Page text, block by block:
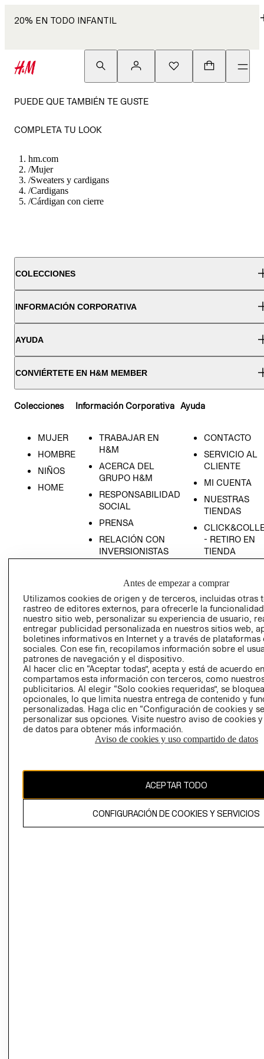
20% EN TODO INFANTIL
PUEDE QUE TAMBIÉN TE GUSTE
COMPLETA TU LOOK
hm.com
/Mujer
/Sweaters y cardigans
/Cardigans
/Cárdigan con cierre
COLECCIONES
INFORMACIÓN CORPORATIVA
AYUDA
CONVIÉRTETE EN H&M MEMBER
Colecciones
MUJER
HOMBRE
NIÑOS
HOME
Información Corporativa
TRABAJAR EN
H&M
ACERCA DEL
GRUPO H&M
RESPONSABILIDAD
SOCIAL
PRENSA
RELACIÓN CON
INVERSIONISTAS
EMPRESARIAL
Ayuda
CONTACTO
SERVICIO AL
CLIENTE
MI CUENTA
NUESTRAS
TIENDAS
- RETIRO EN
TIENDA
CONDICIONES
AVISO DE
PRIVACIDAD
GIFT CARD
AVISO DE
COOKIES
Chile ($)
El contenido de esta página web está protegido por copyright y es
propiedad de H&M Hennes & Mauritz AB.
Antes de empezar a comprar
Utilizamos cookies de origen y de terceros, incluidas otras
rastreo de editores externos, para ofrecerle la
nuestro sitio web, personalizar su experiencia de usuario,
entregar publicidad personalizada en nuestros sitios web,
boletines informativos en Internet y a través de plataformas
sociales. Con ese fin, recopilamos información sobre el
patrones de navegación y el dispositivo.
Al hacer clic en “Aceptar todas”, acepta y está de acuerdo
compartamos esta información con terceros, como
publicitarios. Al elegir “Solo cookies requeridas”, se
opcionales, lo que limita nuestra entrega de contenido y
personalizadas. Haga clic en “Configuración de cookies y
personalizar sus opciones. Visite nuestro aviso de cookies
de datos para obtener más información.
Aviso de cookies y uso compartido de datos
ACEPTAR TODO
CONFIGURACIÓN DE COOKIES Y SERVICIOS